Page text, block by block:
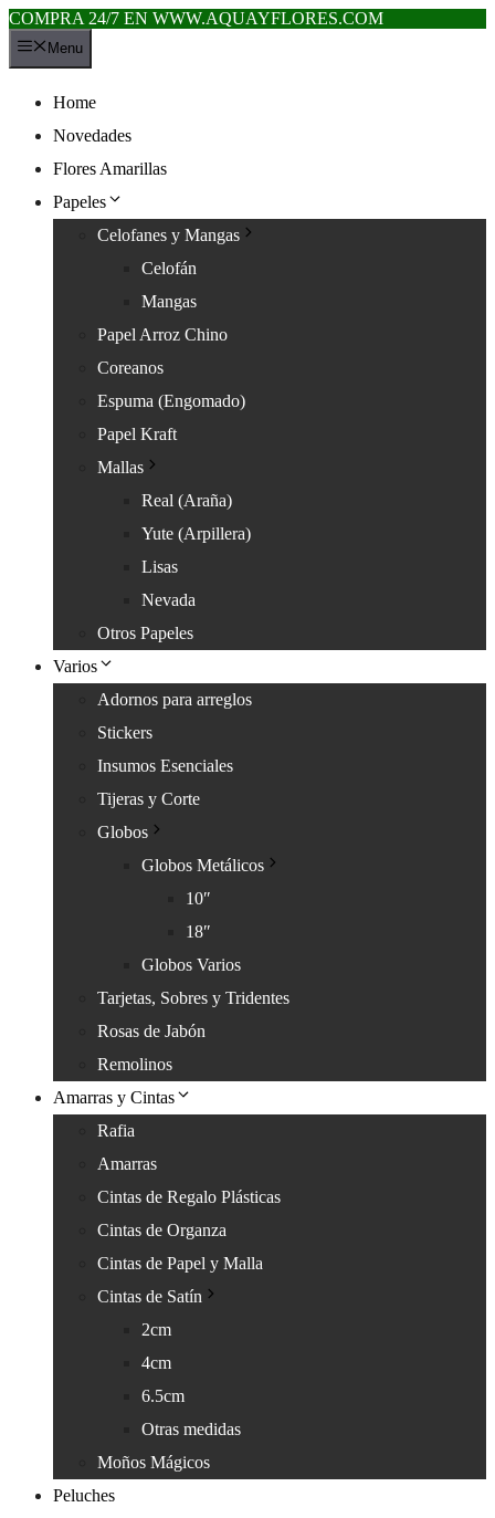
COMPRA 24/7 EN WWW.AQUAYFLORES.COM
Saltar
al
Menu
Home
Novedades
Flores Amarillas
Papeles
Celofanes y Mangas
Celofán
Mangas
Papel Arroz Chino
Coreanos
Espuma (Engomado)
Papel Kraft
Mallas
Real (Araña)
Yute (Arpillera)
Lisas
Nevada
Otros Papeles
Varios
Adornos para arreglos
Stickers
Insumos Esenciales
Tijeras y Corte
Globos
Globos Metálicos
10″
18″
Globos Varios
Tarjetas, Sobres y Tridentes
Rosas de Jabón
Remolinos
Amarras y Cintas
Rafia
Amarras
Cintas de Regalo Plásticas
Cintas de Organza
Cintas de Papel y Malla
Cintas de Satín
2cm
4cm
6.5cm
Otras medidas
Moños Mágicos
Peluches